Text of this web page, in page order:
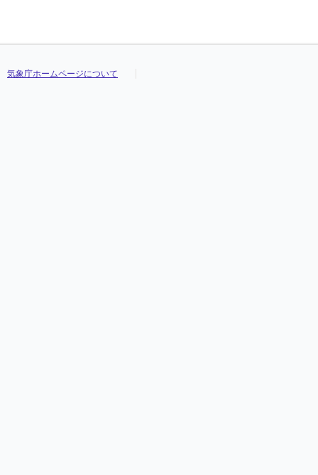
気象庁ホームページについて